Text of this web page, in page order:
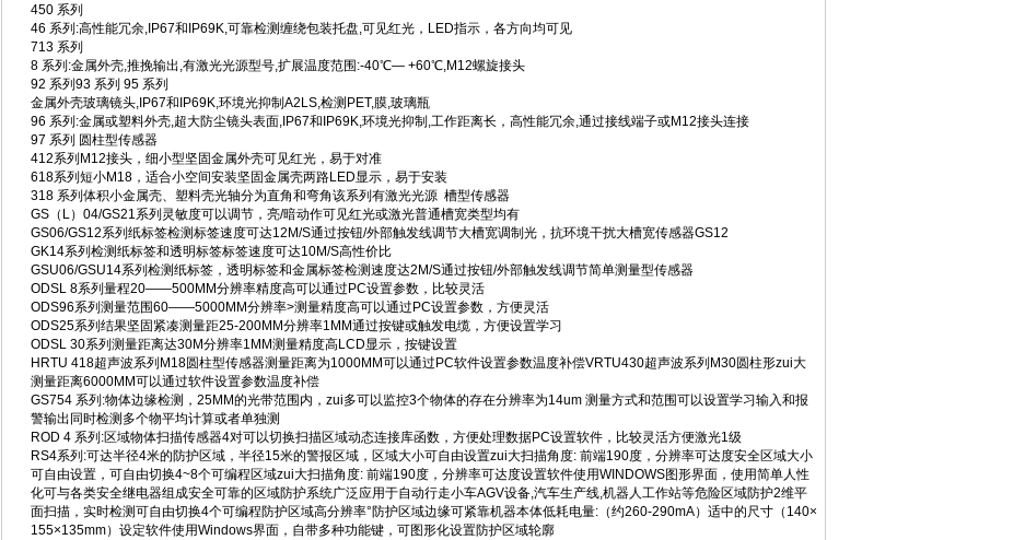
450 系列
46 系列:高性能冗余,IP67和IP69K,可靠检测缠绕包装托盘,可见红光，LED指示，各方向均可见
713 系列
8 系列:金属外壳,推挽输出,有激光光源型号,扩展温度范围:-40℃— +60℃,M12螺旋接头
92 系列93 系列 95 系列
金属外壳玻璃镜头,IP67和IP69K,环境光抑制A2LS,检测PET,膜,玻璃瓶
96 系列:金属或塑料外壳,超大防尘镜头表面,IP67和IP69K,环境光抑制,工作距离长，高性能冗余,通过接线端子或M12接头连接
97 系列 圆柱型传感器
412系列M12接头，细小型坚固金属外壳可见红光，易于对准
618系列短小M18，适合小空间安装坚固金属壳两路LED显示，易于安装
318 系列体积小金属壳、塑料壳光轴分为直角和弯角该系列有激光光源 槽型传感器
GS（L）04/GS21系列灵敏度可以调节，亮/暗动作可见红光或激光普通槽宽类型均有
GS06/GS12系列纸标签检测标签速度可达12M/S通过按钮/外部触发线调节大槽宽调制光，抗环境干扰大槽宽传感器GS12
GK14系列检测纸标签和透明标签标签速度可达10M/S高性价比
GSU06/GSU14系列检测纸标签，透明标签和金属标签检测速度达2M/S通过按钮/外部触发线调节简单测量型传感器
ODSL 8系列量程20——500MM分辨率精度高可以通过PC设置参数，比较灵活
ODS96系列测量范围60——5000MM分辨率>测量精度高可以通过PC设置参数，方便灵活
ODS25系列结果坚固紧凑测量距25-200MM分辨率1MM通过按键或触发电缆，方便设置学习
ODSL 30系列测量距离达30M分辨率1MM测量精度高LCD显示，按键设置
HRTU 418超声波系列M18圆柱型传感器测量距离为1000MM可以通过PC软件设置参数温度补偿VRTU430超声波系列M30圆柱形zui大
测量距离6000MM可以通过软件设置参数温度补偿
GS754 系列:物体边缘检测，25MM的光带范围内，zui多可以监控3个物体的存在分辨率为14um 测量方式和范围可以设置学习输入和报
警输出同时检测多个物平均计算或者单独测
ROD 4 系列:区域物体扫描传感器4对可以切换扫描区域动态连接库函数，方便处理数据PC设置软件，比较灵活方便激光1级
RS4系列:可达半径4米的防护区域，半径15米的警报区域，区域大小可自由设置zui大扫描角度: 前端190度，分辨率可达度安全区域大小
可自由设置，可自由切换4~8个可编程区域zui大扫描角度: 前端190度，分辨率可达度设置软件使用WINDOWS图形界面，使用简单人性
化可与各类安全继电器组成安全可靠的区域防护系统广泛应用于自动行走小车AGV设备,汽车生产线,机器人工作站等危险区域防护2维平
面扫描，实时检测可自由切换4个可编程防护区域高分辨率°防护区域边缘可紧靠机器本体低耗电量:（约260-290mA）适中的尺寸（140×
155×135mm）设定软件使用Windows界面，自带多种功能键，可图形化设置防护区域轮廓